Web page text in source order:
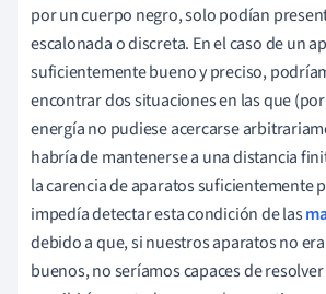
por un cuerpo negro, solo podían
escalonada o discreta. En el caso de un
suficientemente bueno y preciso,
encontrar dos situaciones en las que
energía no pudiese acercarse
habría de mantenerse a una distancia
la carencia de aparatos suficientemente
impedía detectar esta condición de las
debido a que, si nuestros aparatos no
buenos, no seríamos capaces de